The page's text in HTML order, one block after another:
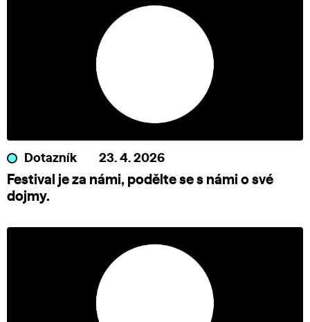
Dotazník 23. 4. 2026
Festival je za námi, podělte se s námi o své
dojmy.